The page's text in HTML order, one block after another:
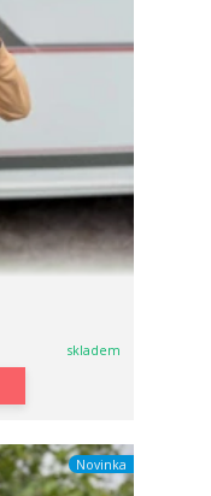
skladem
Novinka